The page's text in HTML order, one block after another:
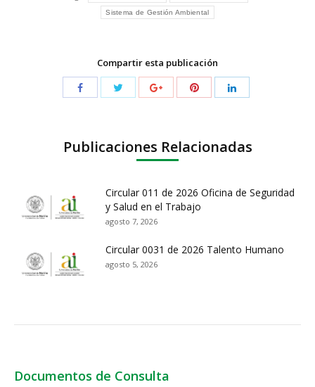
Sistema de Gestión Ambiental
Compartir esta publicación
Publicaciones Relacionadas
Circular 011 de 2026 Oficina de Seguridad
y Salud en el Trabajo
agosto 7, 2026
Circular 0031 de 2026 Talento Humano
agosto 5, 2026
Documentos de Consulta